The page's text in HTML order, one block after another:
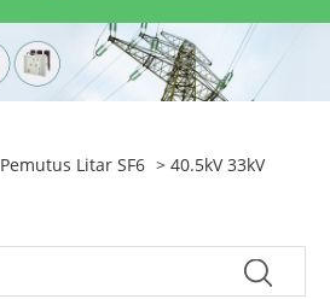
Pemutus Litar SF6 > 40.5kV 33kV